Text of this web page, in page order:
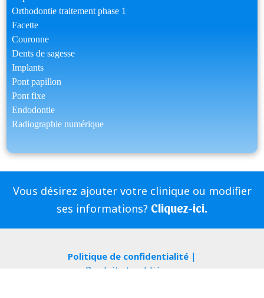
Orthodontie traitement phase 1
Facette
Couronne
Dents de sagesse
Implants
Pont papillon
Pont fixe
Endodontie
Radiographie numérique
Vous désirez ajouter votre clinique ou modifier
ses informations? Cliquez-ici.
Politique de confidentialité|
Produit et publié par